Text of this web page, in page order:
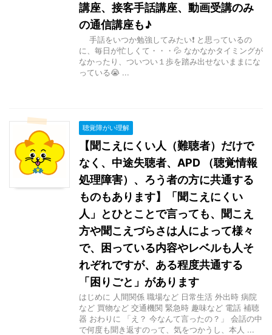
講座、接客手話講座、動画受講のみ
の通信講座も♪
手話をいつか勉強してみたい❗ と思っているの
に、毎日が忙しくて・・・💦 なかなかタイミングが
なかったり、ついつい１歩を踏み出せないままにな
っている😭 ...
聴覚障がい理解
【聞こえにくい人（難聴者）だけで
なく、中途失聴者、APD （聴覚情報
処理障害）、ろう者の方に共通する
ものもあります】「聞こえにくい
人」とひとことで言っても、聞こえ
方や聞こえづらさは人によって様々
で、困っている内容やレベルも人そ
れぞれですが、ある程度共通する
「困りごと」があります
はじめに 人間関係 職場など 日常生活 外出時 病院
など 買物など 交通機関 緊急時 趣味など 電話 補聴
器 おわりに 「え？ 今なんて言ったの？」 会話の中
で何度も聞き返すのって、気をつかうし、本人 ...